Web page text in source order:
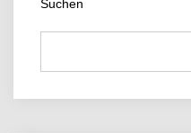
Suchen